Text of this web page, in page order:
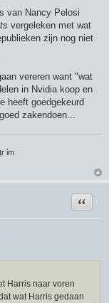
van Nancy Pelosi
vergeleken met wat
zijn nog niet
vereren want "wat
in Nvidia koop en
heeft goedgekeurd
zakendoen...
ỉm
Citeer
Harris naar voren
wat Harris gedaan